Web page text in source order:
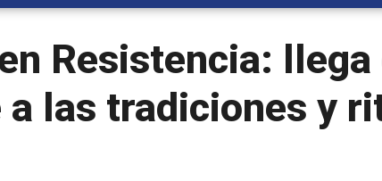
Resistencia:
a las tradiciones y